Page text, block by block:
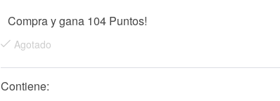
Compra y gana 104 Puntos!
Agotado
Contiene: